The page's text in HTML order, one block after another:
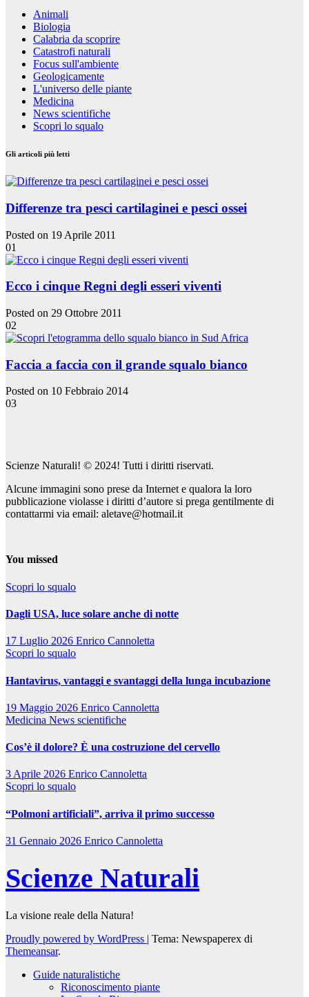
Animali
Biologia
Calabria da scoprire
Catastrofi naturali
Focus sull'ambiente
Geologicamente
L'universo delle piante
Medicina
News scientifiche
Scopri lo squalo
Gli articoli più letti
Differenze tra pesci cartilaginei e pesci ossei
Posted on 19 Aprile 2011
01
Ecco i cinque Regni degli esseri viventi
Posted on 29 Ottobre 2011
02
Faccia a faccia con il grande squalo bianco
Posted on 10 Febbraio 2014
03
Scienze Naturali! © 2024! Tutti i diritti riservati.
Alcune immagini sono prese da Internet e qualora la loro
pubblicazione violasse i diritti d’autore si prega gentilmente di
contattarmi via email: aletave@hotmail.it
You missed
Scopri lo squalo
Dagli USA, luce solare anche di notte
17 Luglio 2026 Enrico Cannoletta
Scopri lo squalo
Hantavirus, vantaggi e svantaggi della lunga incubazione
19 Maggio 2026 Enrico Cannoletta
Medicina News scientifiche
Cos’è il dolore? È una costruzione del cervello
3 Aprile 2026 Enrico Cannoletta
Scopri lo squalo
“Polmoni artificiali”, arriva il primo successo
31 Gennaio 2026 Enrico Cannoletta
Scienze Naturali
La visione reale della Natura!
Proudly powered by WordPress | Tema: Newspaperex di
Themeansar.
Guide naturalistiche
Riconoscimento piante